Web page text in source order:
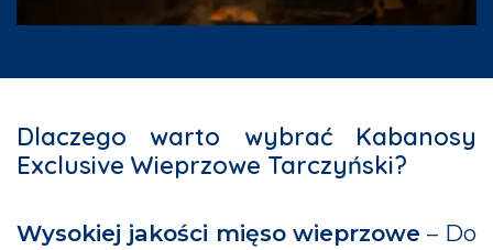
Dlaczego warto wybrać Kabanosy
Exclusive Wieprzowe Tarczyński?
Wysokiej jakości mięso wieprzowe – Do